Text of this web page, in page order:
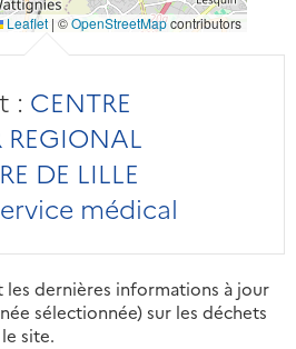
Leaflet | ©OpenStreetMapcontributors
: CENTRE
REGIONAL
DE LILLE
médical
les dernières informations à jour
sélectionnée) sur les déchets
site.